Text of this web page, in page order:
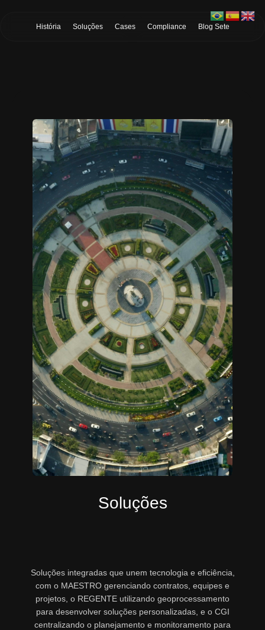
História Soluções Cases Compliance Blog Sete
Soluções
Soluções integradas que unem tecnologia e eficiência,
com o MAESTRO gerenciando contratos, equipes e
projetos, o REGENTE utilizando geoprocessamento
para desenvolver soluções personalizadas, e o CGI
centralizando o planejamento e monitoramento para